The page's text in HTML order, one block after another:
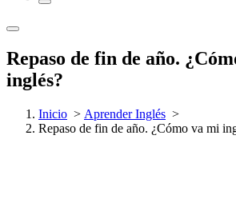
Repaso de fin de año.
inglés?
Inicio > Aprender Inglés >
Repaso de fin de año. ¿Cómo va mi